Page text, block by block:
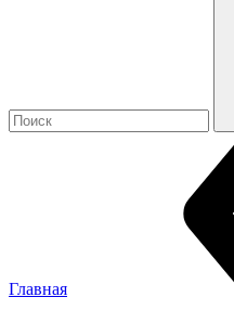
Главная